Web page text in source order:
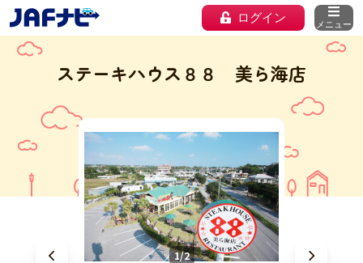
ログイン メニュー
ステーキハウス８８ 美ら海店
1/2